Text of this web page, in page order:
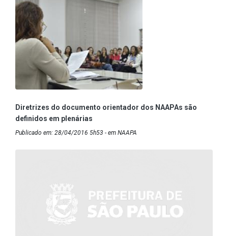
Diretrizes do documento orientador dos NAAPAs são
definidos em plenárias
Publicado em: 28/04/2016 5h53 - em NAAPA